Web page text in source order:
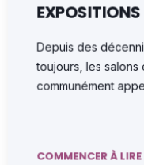
EXPOSITIONS
Depuis des
toujours, les salons
communément
COMMENCER À LIRE